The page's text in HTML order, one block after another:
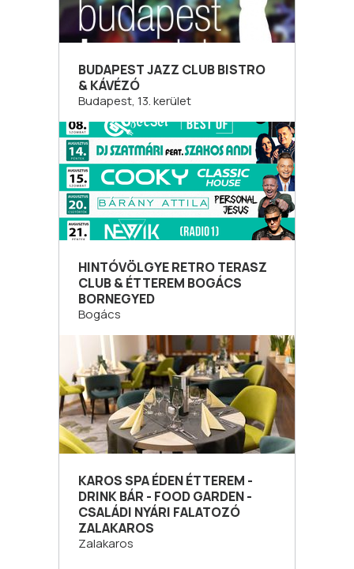
BUDAPEST JAZZ CLUB BISTRO
& KÁVÉZÓ
Budapest, 13. kerület
HINTÓVÖLGYE RETRO TERASZ
CLUB & ÉTTEREM BOGÁCS
BORNEGYED
Bogács
KAROS SPA ÉDEN ÉTTEREM -
DRINK BÁR - FOOD GARDEN -
CSALÁDI NYÁRI FALATOZÓ
ZALAKAROS
Zalakaros